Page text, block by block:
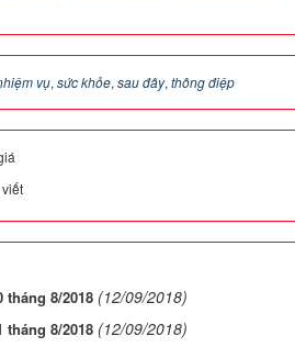
vụ, sức khỏe, sau đây, thông điệp
8/2018 (12/09/2018)
8/2018 (12/09/2018)